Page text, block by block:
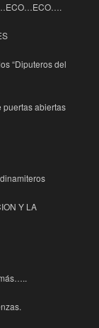
“Diputeros del
puertas abiertas
Y LA